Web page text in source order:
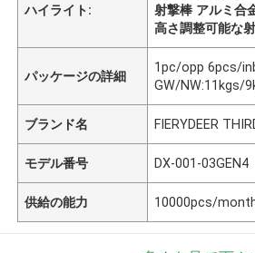
ハイライト:
射撃棒 アルミ合
高さ調整可能な
パッケージの詳細
1pc/opp 6pcs/
GW/NW:11kgs/
ブランド名 FIERYDEER
モデル番号 DX-001-03GEN4
供給の能力 10000pcs/